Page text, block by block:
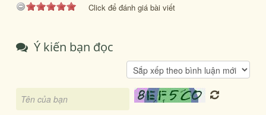
Click để đánh giá bài viết
Ý kiến bạn đọc